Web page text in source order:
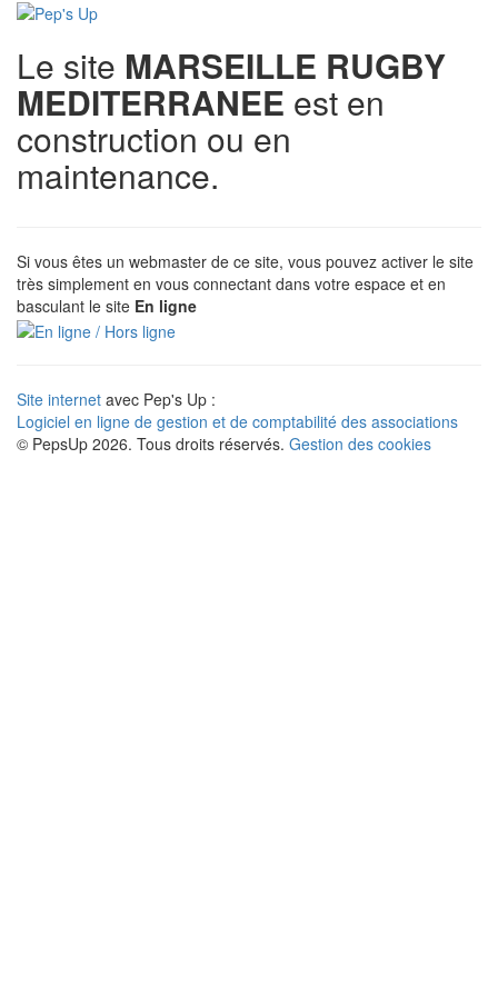
Le site MARSEILLE RUGBY
MEDITERRANEE est en
construction ou en
maintenance.
Si vous êtes un webmaster de ce site, vous pouvez activer le site
très simplement en vous connectant dans votre espace et en
basculant le site En ligne
Site internet avec Pep's Up :
Logiciel en ligne de gestion et de comptabilité des associations
© PepsUp 2026. Tous droits réservés. Gestion des cookies